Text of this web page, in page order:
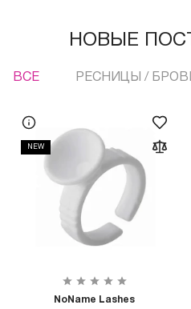
НОВЫЕ
ВСЕ РЕСНИЦЫ /
NEW
NoName Lashes